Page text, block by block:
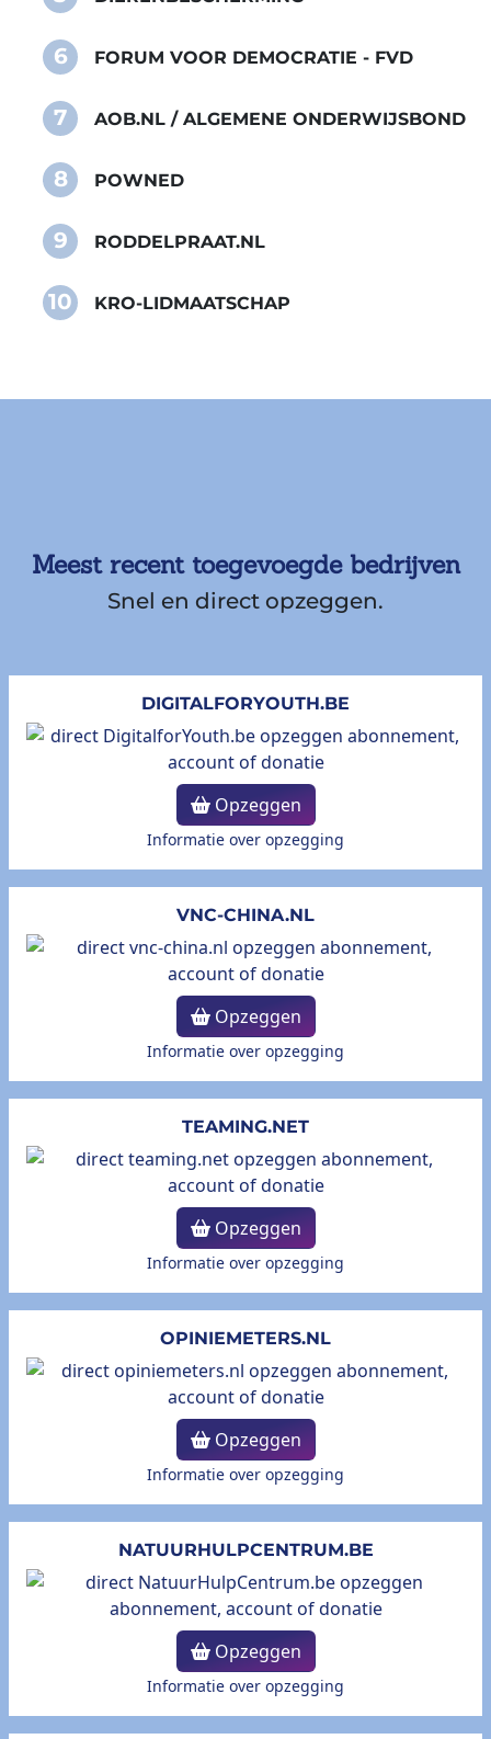
6 FORUM VOOR DEMOCRATIE - FVD
7 AOB.NL / ALGEMENE ONDERWIJSBOND
8 POWNED
9 RODDELPRAAT.NL
10 KRO-LIDMAATSCHAP
Meest recent toegevoegde bedrijven
Snel en direct opzeggen.
DIGITALFORYOUTH.BE
Opzeggen
Informatie over opzegging
VNC-CHINA.NL
Opzeggen
Informatie over opzegging
TEAMING.NET
Opzeggen
Informatie over opzegging
OPINIEMETERS.NL
Opzeggen
Informatie over opzegging
NATUURHULPCENTRUM.BE
Opzeggen
Informatie over opzegging